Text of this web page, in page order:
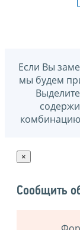
Если Вы
мы будем
×
Сообщить